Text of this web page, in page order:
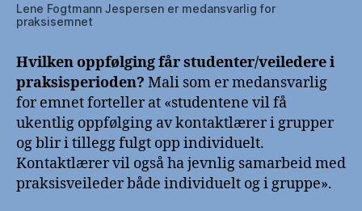
Lene Fogtmann Jespersen er medansvarlig for
praksisemnet
Hvilken oppfølging får studenter/veiledere i
praksisperioden? Mali som er medansvarlig
for emnet forteller at «studentene vil få
ukentlig oppfølging av kontaktlærer i grupper
og blir i tillegg fulgt opp individuelt.
Kontaktlærer vil også ha jevnlig samarbeid med
praksisveileder både individuelt og i gruppe».